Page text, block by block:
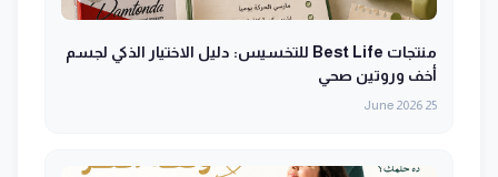
منتجات Best Life للتخسيس: دليل الاختيار الذكي لجسم
أخف وروتين صحي
25 June 2026